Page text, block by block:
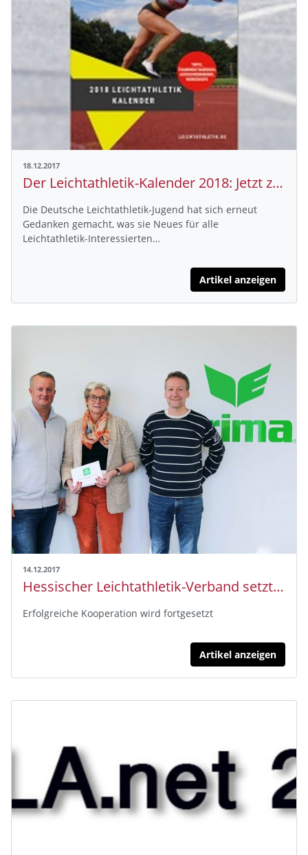
18.12.2017
Der Leichtathletik-Kalender 2018: Jetzt zugreifen!
Die Deutsche Leichtathletik-Jugend hat sich erneut
Gedanken gemacht, was sie Neues für alle
Leichtathletik-Interessierten…
Artikel anzeigen
14.12.2017
Hessischer Leichtathletik-Verband setzt weiter auf ERIMA
Erfolgreiche Kooperation wird fortgesetzt
Artikel anzeigen